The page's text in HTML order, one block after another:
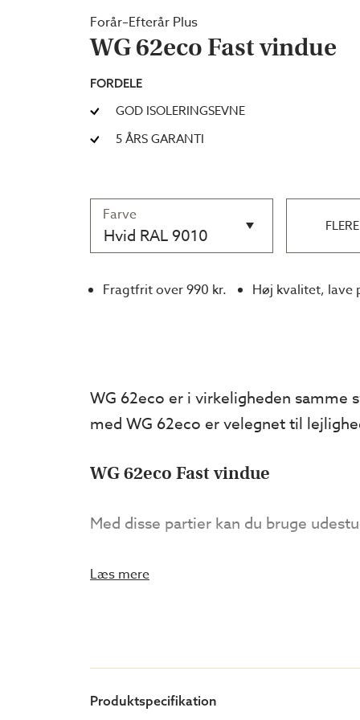
Forår–Efterår Plus
WG 62eco Fast vindue
FORDELE
GOD ISOLERINGSEVNE
5 ÅRS GARANTI
Farve
Hvid RAL 9010
Fragtfrit over 990 kr. Høj kvalitet, lave
WG 62eco er i virkeligheden samme
med WG 62eco er velegnet til
WG 62eco Fast vindue
Med disse partier kan du bruge
GODT AT VIDE
sikkerhedstermoruden (4 mm
og sæsonen forlænges.
Læs mere
Produktspecifikation